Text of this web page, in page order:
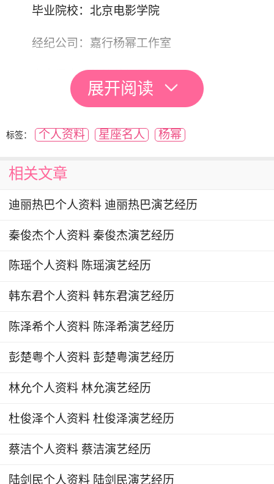
毕业院校：北京电影学院
经纪公司：嘉行杨幂工作室
自立门户后的演艺经历
2014年3月27日，杨幂与两位经纪人赵若尧、
曾嘉共同出资300万人民币成立了海宁嘉行天下影
一批艺人；10月17日，欢瑞杨幂工作室更名为嘉
现代言情片《恋爱中的城市》；12月1日，她与黄
该片首周票房便突破2.2亿人民币，总票房则达到
了3.5亿人民币。
2015年3月，杨幂与鹿晗搭档主演了现代悬疑
明却正义凛然的命案目击者路小星；6月5日，她
开始与李易峰搭档主演浪漫爱情喜剧片《怦然星
上映，而随着《小时代》系列电影的完结，其最终
票房成绩则超过了18亿人民币，并创造了国产系
韩合拍的科幻动作片《逆时营救》，并在片中饰演
了身为物理研究员的单亲妈妈夏天；而在这一年的
展开阅读
标签： 个人资料 星座名人 杨幂
相关文章
迪丽热巴个人资料 迪丽热巴演艺经历
秦俊杰个人资料 秦俊杰演艺经历
陈瑶个人资料 陈瑶演艺经历
韩东君个人资料 韩东君演艺经历
陈泽希个人资料 陈泽希演艺经历
彭楚粤个人资料 彭楚粤演艺经历
林允个人资料 林允演艺经历
杜俊泽个人资料 杜俊泽演艺经历
蔡洁个人资料 蔡洁演艺经历
陆剑民个人资料 陆剑民演艺经历